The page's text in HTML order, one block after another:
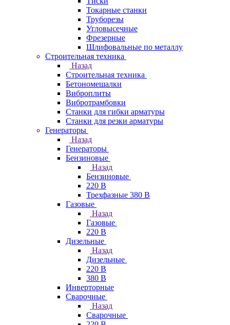
Токарные станки
Труборезы
Угловысечные
Фрезерные
Шлифовальные по металлу
Строительная техника
Назад
Строительная техника
Бетономешалки
Виброплиты
Вибротрамбовки
Станки для гибки арматуры
Станки для резки арматуры
Генераторы
Назад
Генераторы
Бензиновые
Назад
Бензиновые
220 В
Трехфазные 380 В
Газовые
Назад
Газовые
220 В
Дизельные
Назад
Дизельные
220 В
380 В
Инверторные
Сварочные
Назад
Сварочные